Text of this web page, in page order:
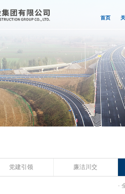
首页
党建引领 廉洁川交
·